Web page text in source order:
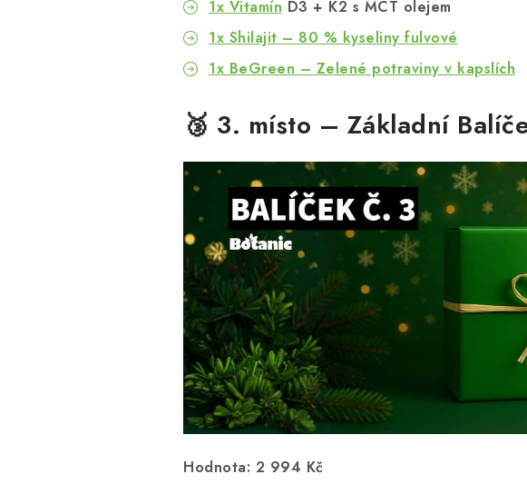
1x Vitamín D3 + K2 s MCT olejem
1x Shilajit – 80 % kyseliny fulvové
1x BeGreen – Zelené potraviny v kapslích
🥉 3. místo – Základní
Hodnota: 2 994 Kč